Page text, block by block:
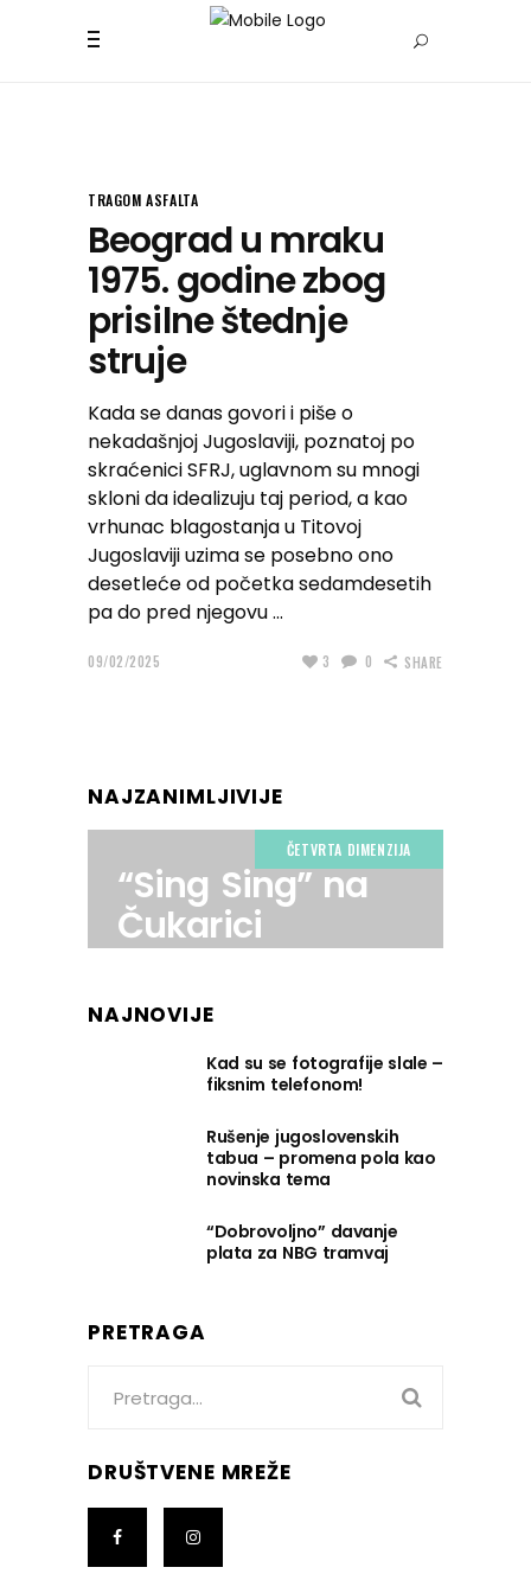
TRAGOM ASFALTA
Beograd u mraku
1975. godine zbog
prisilne štednje
struje
Kada se danas govori i piše o
nekadašnjoj Jugoslaviji, poznatoj po
skraćenici SFRJ, uglavnom su mnogi
skloni da idealizuju taj period, a kao
vrhunac blagostanja u Titovoj
Jugoslaviji uzima se posebno ono
desetleće od početka sedamdesetih
pa do pred njegovu
09/02/2025 3 0 SHARE
NAJZANIMLJIVIJE
ČETVRTA DIMENZIJA
“Sing Sing” na
Čukarici
NAJNOVIJE
Kad su se fotografije slale –
fiksnim telefonom!
Rušenje jugoslovenskih
tabua – promena pola kao
novinska tema
“Dobrovoljno” davanje
plata za NBG tramvaj
PRETRAGA
DRUŠTVENE MREŽE